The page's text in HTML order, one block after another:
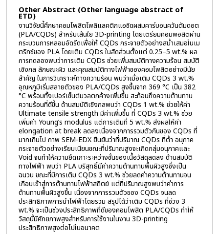
Other Abstract (Other language abstract of
ETD)
งานวิจัยนี้ศึกษาคอมโพสิตโพลิแลคติกแอซิดผสมคาร์บอนควันตัมดอต
(PLA/CQDs) สำหรับเส้นใย 3D-printing โดยเตรียมคอมพอสิตผ่าน
กระบวนการหลอมอัดรีดเพื่อให้ CQDs กระจายตัวอย่างสม่ำเสมอในเม
ตริกซ์ของ PLA โดยเติม CQDs ในสัดส่วนตั้งแต่ 0.25–5 wt.% ผล
การทดลองพบว่าการเติม CQDs ช่วยเพิ่มสมบัติทางความร้อน สมบัติ
เชิงกล ลักษณะผิว และคุณสมบัติทางไฟฟ้าของคอมโพสิตอย่างมีนัย
สำคัญ ในการวิเคราะห์ทางความร้อน พบว่าเมื่อเติม CQDs 3 wt.%
อุณหภูมิเริ่มสลายตัวของ PLA/CQDs สูงขึ้นจาก 369 °C เป็น 382
°C พร้อมทั้งเปอร์เซ็นต์มวลตกค้างเพิ่มขึ้น สะท้อนถึงความต้านทาน
ความร้อนที่ดีขึ้น ด้านสมบัติเชิงกลพบว่า CQDs 1 wt.% ช่วยให้ค่า
Ultimate tensile strength มีค่าเพิ่มขึ้น ที่ CQDs 3 wt.% ช่วย
เพิ่มค่า Young’s modulus แต่การเติมที่ 5 wt.% ส่งผลให้ค่า
elongation at break ลดลงเนื่องจากการรวมตัวกันของ CQDs ที่
มากเกินไป ภาพ SEM-EDX ยืนยันว่าที่ปริมาณ CQDs ที่ต่ำ อนุภาค
กระจายตัวอย่างเรียบเนียนขณะที่ปริมาณสูงจะเกิดกลุ่มอนุภาคและ
Void จนทำให้ความยึดเกาะระหว่างชั้นของเนื้อวัสดุลดลง ด้านสมบัติ
ทางไฟฟ้า พบว่า PLA บริสุทธิ์มีค่าความต้านทานพื้นผิวสูงซึ่งเป็น
ฉนวน ขณะที่มีการเติม CQDs 3 wt.% ช่วยลดค่าความต้านทานจน
เกือบเข้าสู่การต้านทานไฟฟ้าสถิตย์ แต่ที่ปริมาณสูงพบว่าค่าการ
ต้านทานพื้นผิวสูงขึ้น เนื่องจากการรวมตัวของ CQDs จนลด
ประสิทธิภาพการนำไฟฟ้าโดยรวม สรุปได้ว่าเติม CQDs ที่ช่วง 3
wt.% จะเป็นช่วงประสิทธิภาพที่ดีของคอมโพสิต PLA/CQDs ทำให้
วัสดุนี้มีศักยภาพสูงสำหรับการใช้งานในงาน 3D-printing
ประสิทธิภาพสูงต่อไปในอนาคต